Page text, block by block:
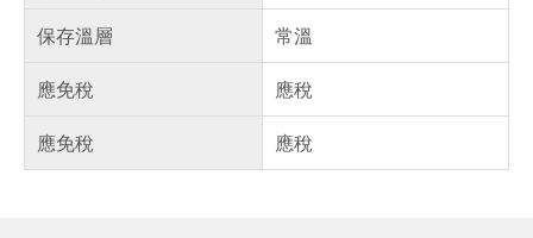
保存溫層
常溫
應免稅
應稅
應免稅
應稅